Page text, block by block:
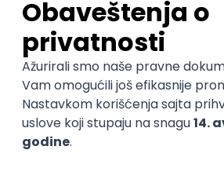
17.08.2026.
CSS REST TypeScript Agile
POSLOVI NA MAIL
KATEGORIJA
TEHNOLOGIJA
POSLODAVAC
GRAD